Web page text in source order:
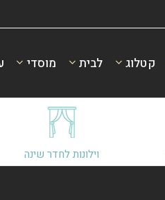
קטלוג לבית מוסדי
וילונות לחדר שינה